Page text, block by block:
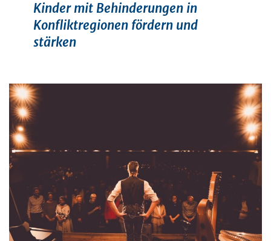
Kinder mit Behinderungen in
Konfliktregionen fördern und
stärken